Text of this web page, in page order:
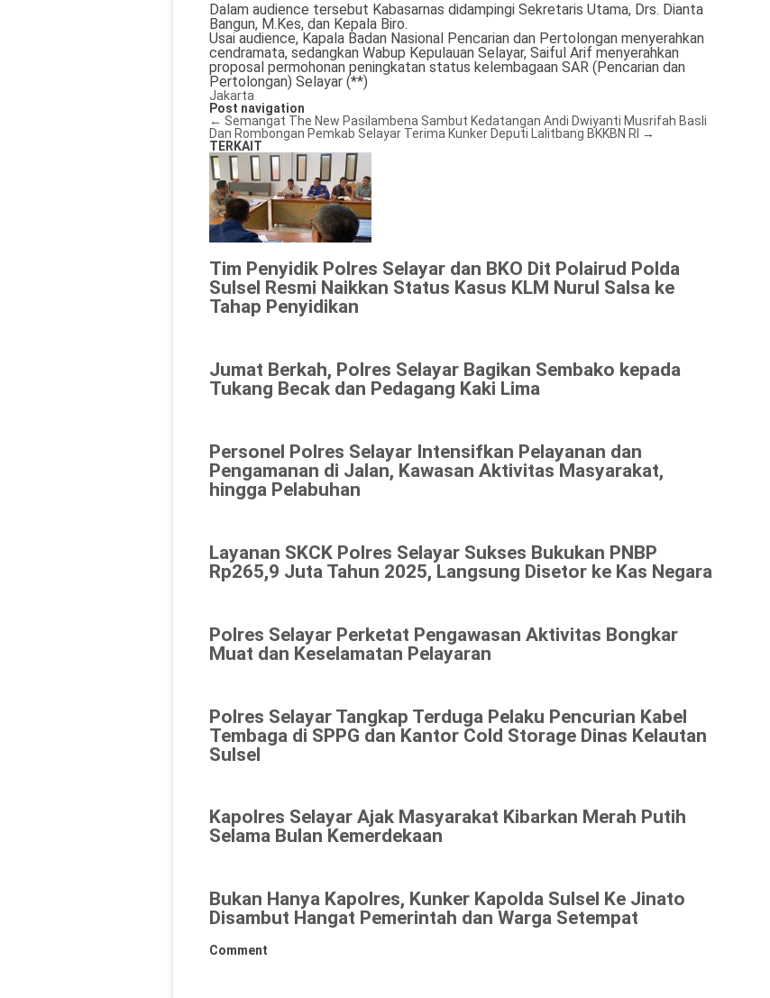
Dalam audience tersebut Kabasarnas didampingi Sekretaris Utama, Drs. Dianta
Bangun, M.Kes, dan Kepala Biro.
Usai audience, Kapala Badan Nasional Pencarian dan Pertolongan menyerahkan
cendramata, sedangkan Wabup Kepulauan Selayar, Saiful Arif menyerahkan
proposal permohonan peningkatan status kelembagaan SAR (Pencarian dan
Pertolongan) Selayar (**)
Jakarta
Post navigation
← Semangat The New Pasilambena Sambut Kedatangan Andi Dwiyanti Musrifah Basli
Dan Rombongan Pemkab Selayar Terima Kunker Deputi Lalitbang BKKBN RI →
TERKAIT
Tim Penyidik Polres Selayar dan BKO Dit Polairud Polda
Sulsel Resmi Naikkan Status Kasus KLM Nurul Salsa ke
Tahap Penyidikan
Jumat Berkah, Polres Selayar Bagikan Sembako kepada
Tukang Becak dan Pedagang Kaki Lima
Personel Polres Selayar Intensifkan Pelayanan dan
Pengamanan di Jalan, Kawasan Aktivitas Masyarakat,
hingga Pelabuhan
Layanan SKCK Polres Selayar Sukses Bukukan PNBP
Rp265,9 Juta Tahun 2025, Langsung Disetor ke Kas Negara
Polres Selayar Perketat Pengawasan Aktivitas Bongkar
Muat dan Keselamatan Pelayaran
Polres Selayar Tangkap Terduga Pelaku Pencurian Kabel
Tembaga di SPPG dan Kantor Cold Storage Dinas Kelautan
Sulsel
Kapolres Selayar Ajak Masyarakat Kibarkan Merah Putih
Selama Bulan Kemerdekaan
Bukan Hanya Kapolres, Kunker Kapolda Sulsel Ke Jinato
Disambut Hangat Pemerintah dan Warga Setempat
Comment